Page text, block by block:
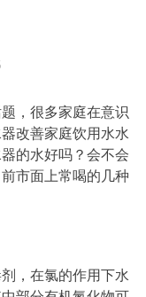
，很多家庭在意识
改善家庭饮用水水
的水好吗？会不会
市面上常喝的几种
，在氯的作用下水